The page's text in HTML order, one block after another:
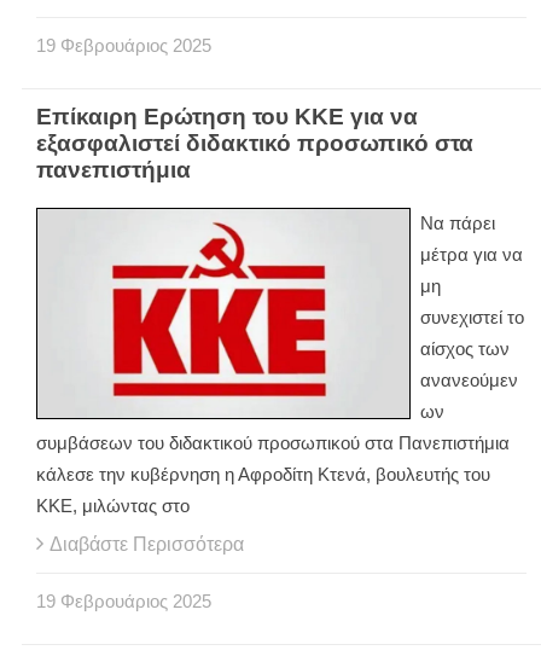
19 Φεβρουάριος 2025
Επίκαιρη Ερώτηση του ΚΚΕ για να
εξασφαλιστεί διδακτικό προσωπικό στα
πανεπιστήμια
Να πάρει
μέτρα για να
μη
συνεχιστεί το
αίσχος των
ανανεούμεν
ων
συμβάσεων του διδακτικού προσωπικού στα Πανεπιστήμια
κάλεσε την κυβέρνηση η Αφροδίτη Κτενά, βουλευτής του
ΚΚΕ, μιλώντας στο
Διαβάστε Περισσότερα
19 Φεβρουάριος 2025